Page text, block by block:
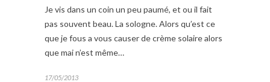
Je vis dans un coin un peu paumé, et ou il fait
pas souvent beau. La sologne. Alors qu’est ce
que je fous a vous causer de crème solaire alors
que mai n’est même…
17/05/2013